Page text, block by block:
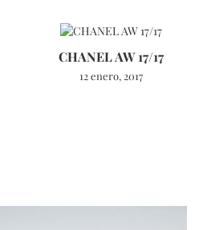
CHANEL AW 17/17
12 enero, 2017